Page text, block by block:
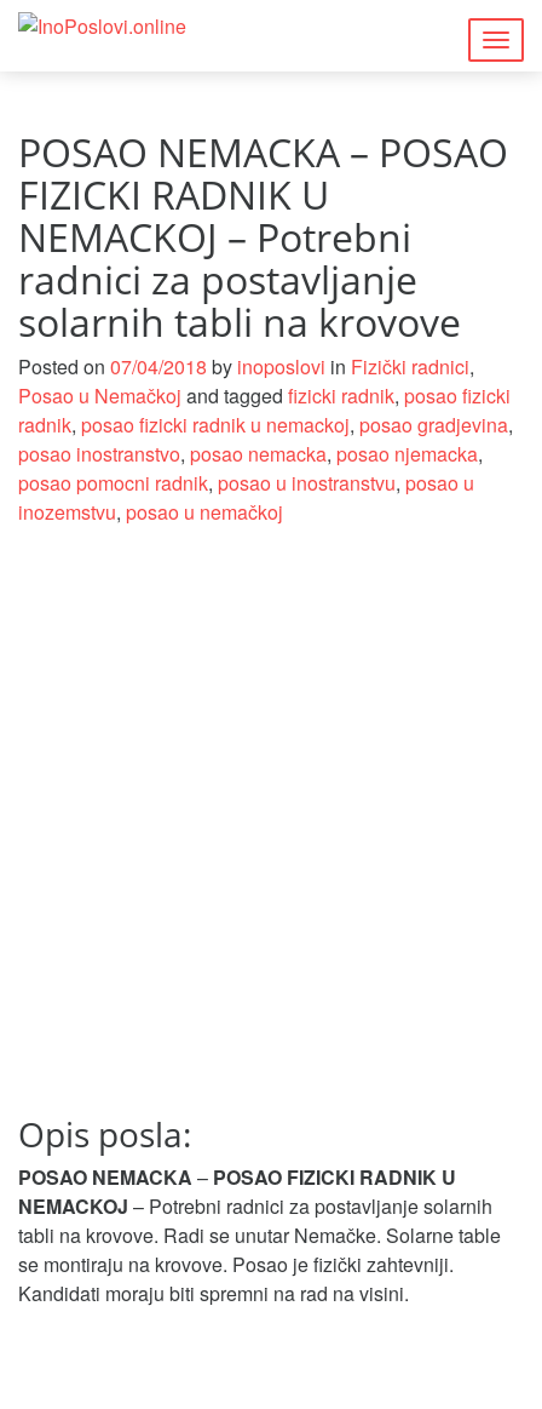
POSAO NEMACKA – POSAO
FIZICKI RADNIK U
NEMACKOJ – Potrebni
radnici za postavljanje
solarnih tabli na krovove
Posted on 07/04/2018 by inoposlovi in Fizički radnici,
Posao u Nemačkoj and tagged fizicki radnik, posao fizicki
radnik, posao fizicki radnik u nemackoj, posao gradjevina,
posao inostranstvo, posao nemacka, posao njemacka,
posao pomocni radnik, posao u inostranstvu, posao u
inozemstvu, posao u nemačkoj
Opis posla:
POSAO NEMACKA – POSAO FIZICKI RADNIK U
NEMACKOJ – Potrebni radnici za postavljanje solarnih
tabli na krovove. Radi se unutar Nemačke. Solarne table
se montiraju na krovove. Posao je fizički zahtevniji.
Kandidati moraju biti spremni na rad na visini.